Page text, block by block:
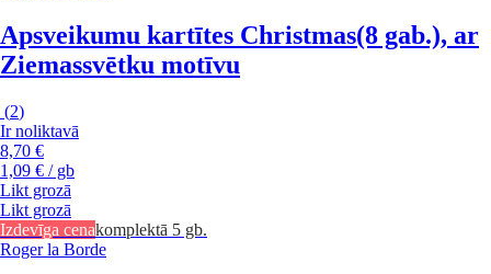
Apsveikumu kartītes Christmas(8 gab.), ar
Ziemassvētku motīvu
(2)
Ir noliktavā
8,70 €
1,09 € / gb
Likt grozā
Likt grozā
Izdevīga cenakomplektā 5 gb.
Roger la Borde